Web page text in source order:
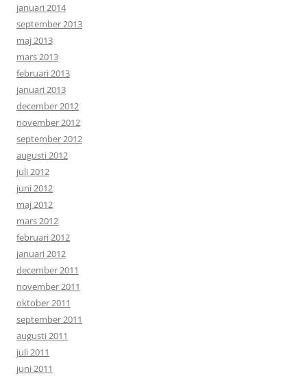
januari 2014
september 2013
maj 2013
mars 2013
februari 2013
januari 2013
december 2012
november 2012
september 2012
augusti 2012
juli 2012
juni 2012
maj 2012
mars 2012
februari 2012
januari 2012
december 2011
november 2011
oktober 2011
september 2011
augusti 2011
juli 2011
juni 2011